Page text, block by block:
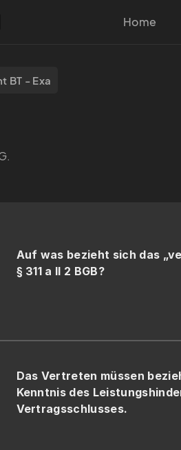
Home
BT - Exa
Auf was bezieht sich das
§ 311 a II 2 BGB?
Das Vertreten müssen
Kenntnis des
Vertragsschlusses.